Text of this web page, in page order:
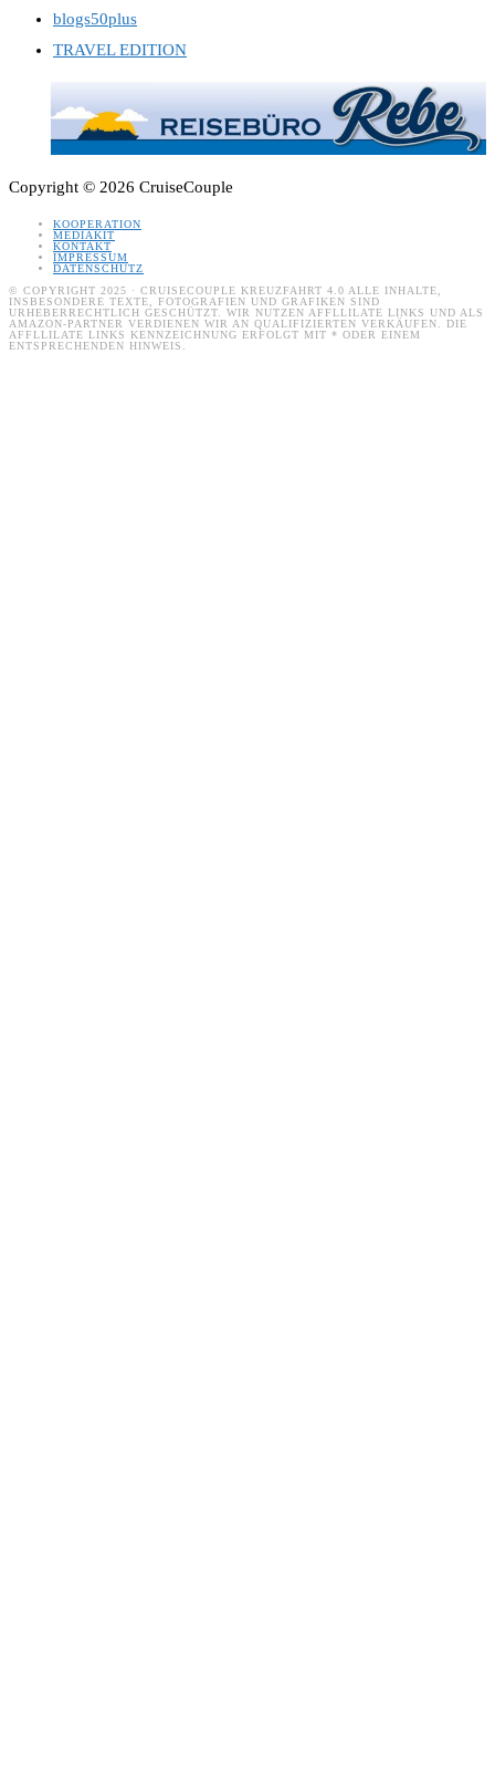
blogs50plus
TRAVEL EDITION
Copyright © 2026 CruiseCouple
KOOPERATION
MEDIAKIT
KONTAKT
IMPRESSUM
DATENSCHUTZ
© COPYRIGHT 2025 · CRUISECOUPLE KREUZFAHRT 4.0 ALLE INHALTE,
INSBESONDERE TEXTE, FOTOGRAFIEN UND GRAFIKEN SIND
URHEBERRECHTLICH GESCHÜTZT. WIR NUTZEN AFFLLILATE LINKS UND ALS
AMAZON-PARTNER VERDIENEN WIR AN QUALIFIZIERTEN VERKÄUFEN. DIE
AFFLLILATE LINKS KENNZEICHNUNG ERFOLGT MIT * ODER EINEM
ENTSPRECHENDEN HINWEIS.